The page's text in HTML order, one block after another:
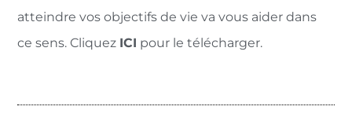
atteindre vos objectifs de vie va vous aider dans
ce sens. Cliquez ICI pour le télécharger.